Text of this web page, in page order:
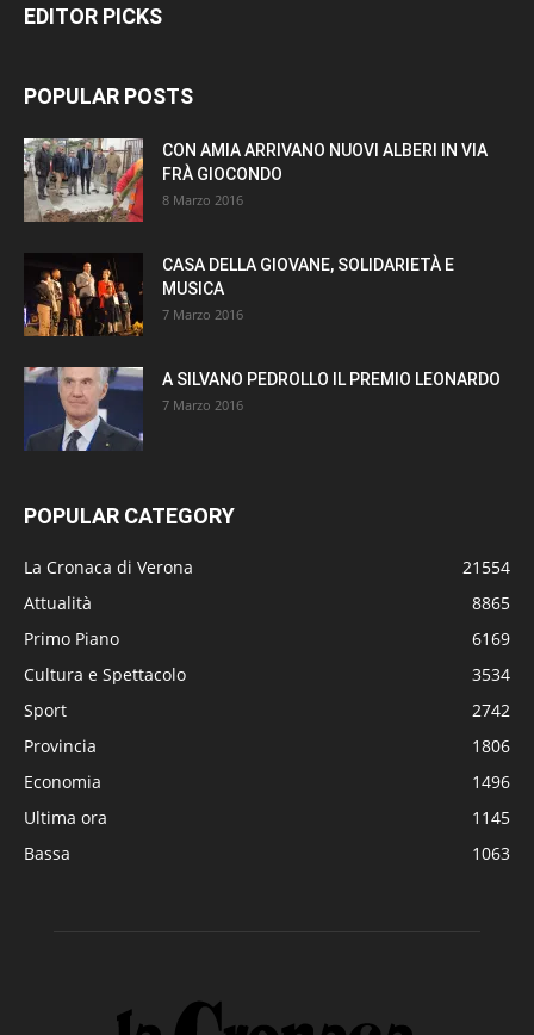
EDITOR PICKS
POPULAR POSTS
CON AMIA ARRIVANO NUOVI ALBERI IN VIA
FRÀ GIOCONDO
8 Marzo 2016
CASA DELLA GIOVANE, SOLIDARIETÀ E
MUSICA
7 Marzo 2016
A SILVANO PEDROLLO IL PREMIO LEONARDO
7 Marzo 2016
POPULAR CATEGORY
La Cronaca di Verona
21554
Attualità
8865
Primo Piano
6169
Cultura e Spettacolo
3534
Sport
2742
Provincia
1806
Economia
1496
Ultima ora
1145
Bassa
1063